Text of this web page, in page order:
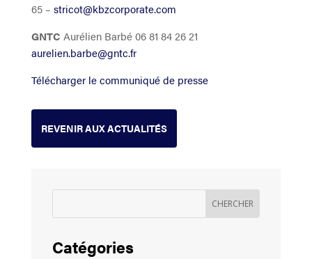
65 – stricot@kbzcorporate.com
GNTC Aurélien Barbé 06 81 84 26 21
aurelien.barbe@gntc.fr
Télécharger le communiqué de presse
REVENIR AUX ACTUALITÉS
Catégories